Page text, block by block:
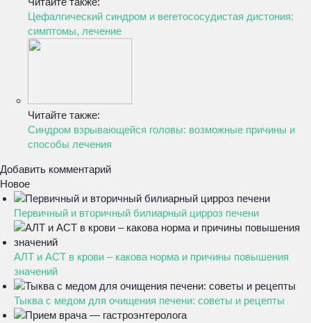
Цефалгический синдром и вегетососудистая дистония:
симптомы, лечение
Читайте также:
Синдром взрывающейся головы: возможные причины и
способы лечения
Добавить комментарий
Новое
Первичный и вторичный билиарный цирроз печени
АЛТ и АСТ в крови – какова норма и причины повышения
значений
Тыква с медом для очищения печени: советы и рецепты